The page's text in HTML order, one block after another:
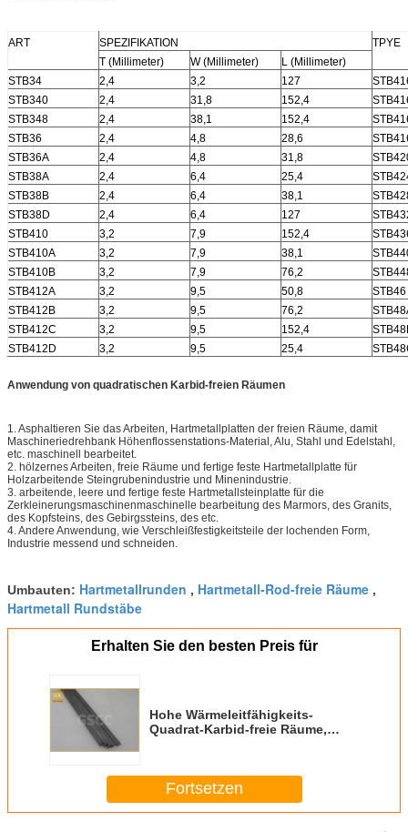
ART SPEZIFIKATION
TPYE
T (Millimeter)
W (Millimeter)
L (Millimeter)
STB34
2,4 3,2 127
STB340
2,4 31,8 152,4
STB348
2,4 38,1 152,4
STB36
2,4 4,8 28,6
STB36A
2,4 4,8 31,8
STB38A
2,4 6,4 25,4
STB38B
2,4 6,4 38,1
STB38D
2,4 6,4 127
STB410
3,2 7,9 152,4
STB410A
3,2 7,9 38,1
STB410B
3,2 7,9 76,2
STB412A
3,2 9,5 50,8
STB46
STB412B
3,2 9,5 76,2
STB412C
3,2 9,5 152,4
STB412D
3,2 9,5 25,4
Anwendung von quadratischen Karbid-freien Räumen
1. Asphaltieren Sie das Arbeiten, Hartmetallplatten der freien Räume, damit
Maschineriedrehbank Höhenflossenstations-Material, Alu, Stahl und Edelstahl,
etc. maschinell bearbeitet.
2. hölzernes Arbeiten, freie Räume und fertige feste Hartmetallplatte für
Holzarbeitende Steingrubenindustrie und Minenindustrie.
3. arbeitende, leere und fertige feste Hartmetallsteinplatte für die
Zerkleinerungsmaschinenmaschinelle bearbeitung des Marmors, des Granits,
des Kopfsteins, des Gebirgssteins, des etc.
4. Andere Anwendung, wie Verschleißfestigkeitsteile der lochenden Form,
Industrie messend und schneiden.
Umbauten: Hartmetallrunden , Hartmetall-Rod-freie Räume ,
Hartmetall Rundstäbe
Erhalten Sie den besten Preis für
Hohe Wärmeleitfähigkeits-
Quadrat-Karbid-freie Räume,
Fortsetzen